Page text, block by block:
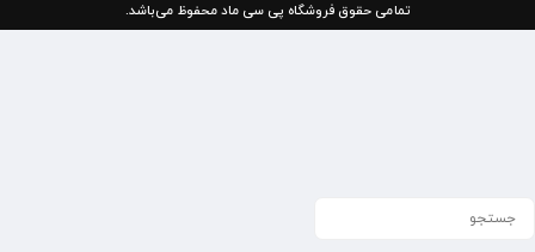
تمامی حقوق فروشگاه پی سی ماد محفوظ می‌باشد.